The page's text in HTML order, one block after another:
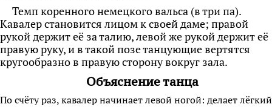
Темп коренного немецкого вальса (в три па).
Кавалер становится лицом к своей даме; правой
рукой держит её за талию, левой же рукой держит её
правую руку, и в такой позе танцующие вертятся
кругообразно в правую сторону вокруг зала.
Объяснение танца
По счёту раз, кавалер начинает левой ногой: делает лёгкий